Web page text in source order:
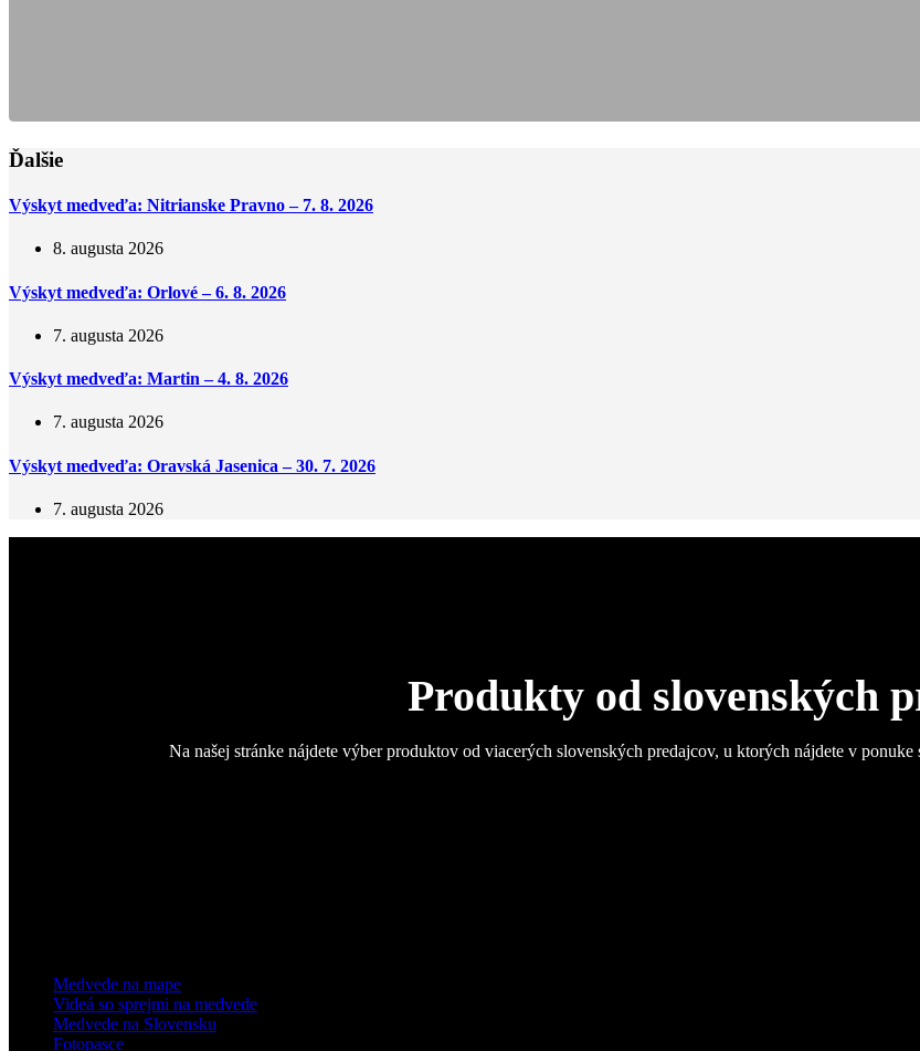
Ďalšie
Výskyt medveďa: Nitrianske Pravno – 7. 8. 2026
8. augusta 2026
Výskyt medveďa: Orlové – 6. 8. 2026
7. augusta 2026
Výskyt medveďa: Martin – 4. 8. 2026
7. augusta 2026
Výskyt medveďa: Oravská Jasenica – 30. 7. 2026
7. augusta 2026
Produkty od slovenských
Na našej stránke nájdete výber produktov od viacerých slovenských predajcov, u ktorých nájdete v
Medvede na mape
Videá so sprejmi na medvede
Medvede na Slovensku
Fotopasce